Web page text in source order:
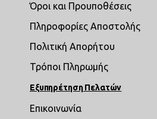
Όροι και Προυποθέσεις
Πληροφορίες Αποστολής
Πολιτική Απορήτου
Τρόποι Πληρωμής
Εξυπηρέτηση Πελατών
Επικοινωνία